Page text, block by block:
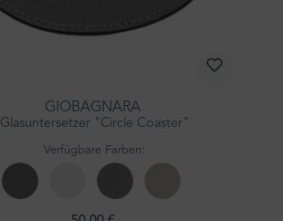
GIOBAGNARA
Glasuntersetzer "Circle Coaster"
Verfügbare Farben: